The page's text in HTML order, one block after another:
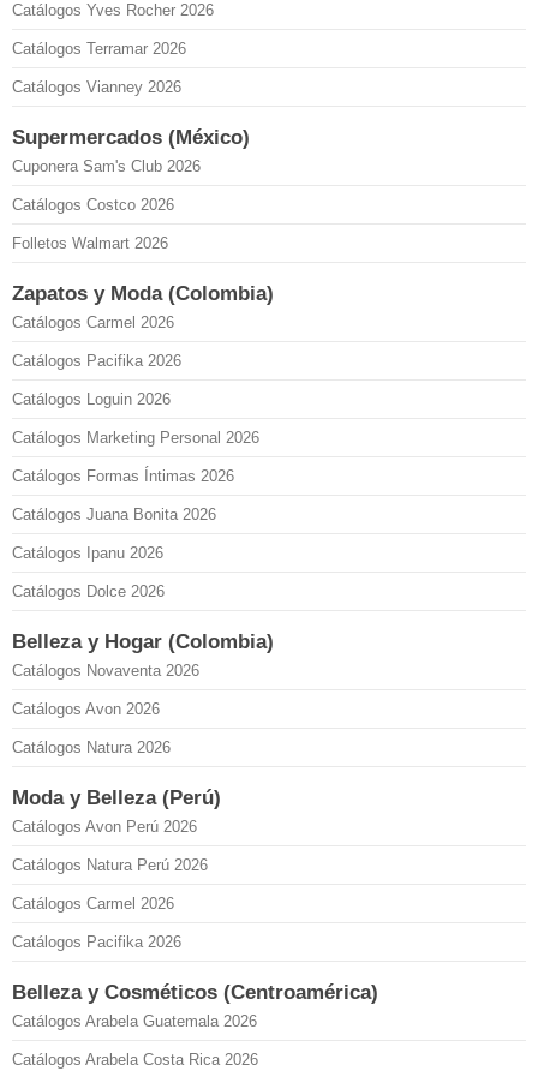
Catálogos Yves Rocher 2026
Catálogos Terramar 2026
Catálogos Vianney 2026
Supermercados (México)
Cuponera Sam's Club 2026
Catálogos Costco 2026
Folletos Walmart 2026
Zapatos y Moda (Colombia)
Catálogos Carmel 2026
Catálogos Pacifika 2026
Catálogos Loguin 2026
Catálogos Marketing Personal 2026
Catálogos Formas Íntimas 2026
Catálogos Juana Bonita 2026
Catálogos Ipanu 2026
Catálogos Dolce 2026
Belleza y Hogar (Colombia)
Catálogos Novaventa 2026
Catálogos Avon 2026
Catálogos Natura 2026
Moda y Belleza (Perú)
Catálogos Avon Perú 2026
Catálogos Natura Perú 2026
Catálogos Carmel 2026
Catálogos Pacifika 2026
Belleza y Cosméticos (Centroamérica)
Catálogos Arabela Guatemala 2026
Catálogos Arabela Costa Rica 2026